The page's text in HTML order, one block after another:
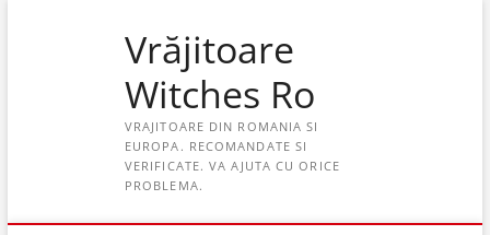
Vrăjitoare
Witches Ro
VRAJITOARE DIN ROMANIA SI
EUROPA. RECOMANDATE SI
VERIFICATE. VA AJUTA CU ORICE
PROBLEMA.